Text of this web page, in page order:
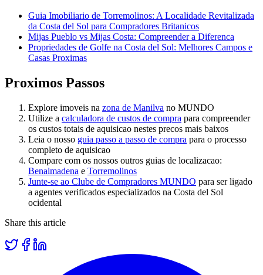
Guia Imobiliario de Torremolinos: A Localidade Revitalizada
da Costa del Sol para Compradores Britanicos
Mijas Pueblo vs Mijas Costa: Compreender a Diferenca
Propriedades de Golfe na Costa del Sol: Melhores Campos e
Casas Proximas
Proximos Passos
Explore imoveis na zona de Manilva no MUNDO
Utilize a calculadora de custos de compra para compreender
os custos totais de aquisicao nestes precos mais baixos
Leia o nosso guia passo a passo de compra para o processo
completo de aquisicao
Compare com os nossos outros guias de localizacao:
Benalmadena e Torremolinos
Junte-se ao Clube de Compradores MUNDO para ser ligado
a agentes verificados especializados na Costa del Sol
ocidental
Share this article